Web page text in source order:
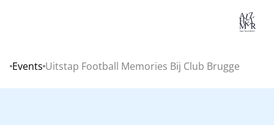
Home
Events Uitstap Football Memories Bij Club Brugge